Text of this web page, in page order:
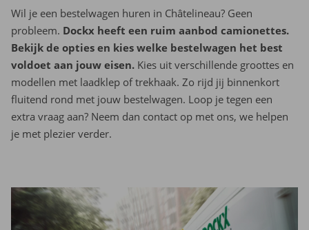
Wil je een bestelwagen huren in Châtelineau? Geen
probleem. Dockx heeft een ruim aanbod camionettes.
Bekijk de opties en kies welke bestelwagen het best
voldoet aan jouw eisen. Kies uit verschillende groottes en
modellen met laadklep of trekhaak. Zo rijd jij binnenkort
fluitend rond met jouw bestelwagen. Loop je tegen een
extra vraag aan? Neem dan contact op met ons, we helpen
je met plezier verder.